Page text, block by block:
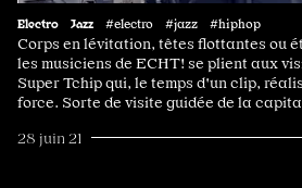
Electro Jazz #electro #jazz #hiphop
Corps en lévitation, têtes flottantes ou
les musiciens de ECHT! se plient aux
Super Tchip qui, le temps d'un clip,
force. Sorte de visite guidée de la
28 juin 21